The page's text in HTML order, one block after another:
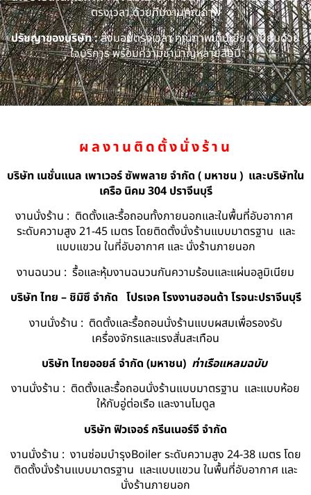
ตรงเวลา ด้วยทีมงานคุณภาพ
ปรัชญาของบริษัท :ส่งมอบตรงเวลา คุณภาพเต็มเยี่ยม เปี่ยมด้วย
ใจบริการ พร้อมความชำนาญหลายสิบปี
ผลงานติดตั้งนั่งร้าน
บริษัท เนชั่นแนล เพาเวอร์ ซัพพลาย จำกัด ( มหาชน ) และบริษัทใน
เครือ นิคม 304 ปราจีนบุรี
งานนั่งร้าน : ติดตั้งและรื้อถอนทั้งภายนอกและในพื้นที่อับอากาศ
ระดับความสูง 21-45 เมตร โดยติดตั้งนั่งร้านแบบมาตรฐาน และ
แบบแขวน ในที่อับอากาศ และ นั่งร้านภายนอก
งานฉนวน : รื้อและหุ้มงานฉนวนกันความร้อนและแผ่นอลูมิเนียม
บริษัท ไทย – ชิมิซึ จำกัด โปรเจค โรงงานฮอนด้า โรจนะปราจีนบุรี
งานนั่งร้าน : ติดตั้งและรื้อถอนนั่งร้านแบบผสมเพื่อรองรับ
เครื่องจักรและแรงสั่นสะเทือน
บริษัท ไทยออยล์ จํากัด (มหาชน) ท่าเรือแหลมฉบับ
งานนั่งร้าน : ติดตั้งและรื้อถอนนั่งร้านแบบมาตรฐาน และแบบห้อย
ให้กับอู่ต่อเรือ และงานโมดูล
บริษัท ฟิวเจอร์ กรีนเนอร์จี จำกัด
งานนั่งร้าน : งานซ่อมบำรุงBoiler ระดับความสูง 24-38 เมตร โดย
ติดตั้งนั่งร้านแบบมาตรฐาน และแบบแขวน ในพื้นที่อับอากาศ และ
นั่งร้านภายนอก